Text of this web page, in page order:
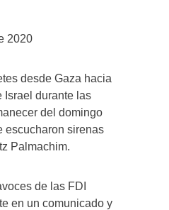
2020
desde Gaza hacia
Israel durante las
del domingo
escucharon sirenas
Palmachim.
de las FDI
en un comunicado y